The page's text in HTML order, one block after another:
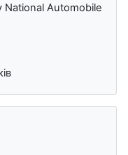
National Automobile